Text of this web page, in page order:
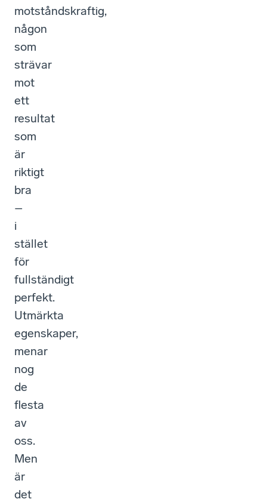
motståndskraftig,
någon
som
strävar
mot
ett
resultat
som
är
riktigt
bra
–
i
stället
för
fullständigt
perfekt.
Utmärkta
egenskaper,
menar
nog
de
flesta
av
oss.
Men
är
det